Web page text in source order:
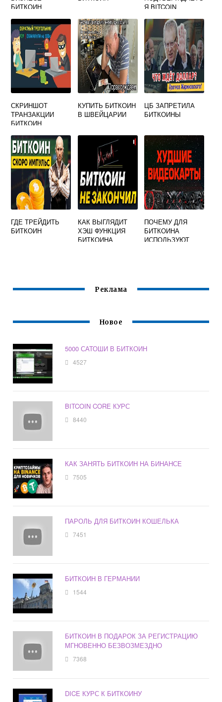
БИТКОИН
Я BITCOIN
СКРИНШОТ
ТРАНЗАКЦИИ
БИТКОИН
КУПИТЬ БИТКОИН
В ШВЕЙЦАРИИ
ЦБ ЗАПРЕТИЛА
БИТКОИНЫ
ГДЕ ТРЕЙДИТЬ
БИТКОИН
КАК ВЫГЛЯДИТ
ХЭШ ФУНКЦИЯ
БИТКОИНА
ПОЧЕМУ ДЛЯ
БИТКОИНА
ИСПОЛЬЗУЮТ
Реклама
Новое
5000 САТОШИ В БИТКОИН
4527
BITCOIN CORE КУРС
8440
КАК ЗАНЯТЬ БИТКОИН НА БИНАНСЕ
7505
ПАРОЛЬ ДЛЯ БИТКОИН КОШЕЛЬКА
7451
БИТКОИН В ГЕРМАНИИ
1544
БИТКОИН В ПОДАРОК ЗА РЕГИСТРАЦИЮ
МГНОВЕННО БЕЗВОЗМЕЗДНО
7368
DICE КУРС К БИТКОИНУ